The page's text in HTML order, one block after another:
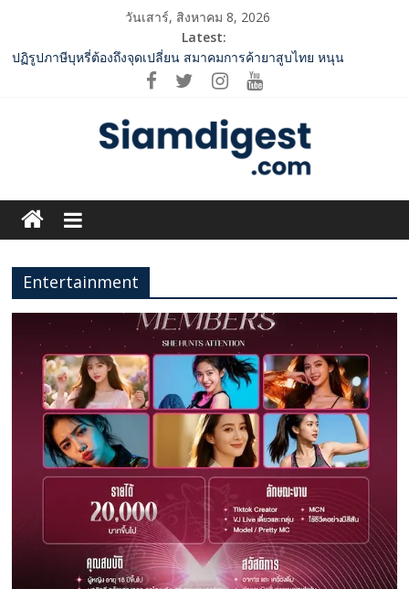
content
วันเสาร์, สิงหาคม 8, 2026
Latest:
กกท.เปิดเกมรุก! ดันเอเชียนเกมส์ให้เป็นมากกว่าการแข่งขัน ผ่าน
แคมเปญระดับชาติ
ปฏิรูปภาษีบุหรี่ต้องถึงจุดเปลี่ยน สมาคมการค้ายาสูบไทย หนุน
‘RAKSAPHAN’ เปิดฉากคอลเลกชันระดับมาสเตอร์พีซคอลเลกชันแรก
รังสรรค์ “ผ้าลายน้ำไหล” สู่ชิ้นงานศิลปะสะสมสุดลิมิเต็ด ถ่ายทอด
ภูมิปัญญาท้องถิ่นสู่สุนทรียภาพระดับสากล
SME D Bank ผนึกกำลัง สถาบันอาหาร เปิดตัว “FOODNext SME D
Navigator” ชูยุทธศาสตร์ “แหล่งทุนคู่องค์ความรู้” ติดปีก SME อาหาร
ไทยแข่งขันได้ในเวทีโลก
ททท. จับมือ TransNusa Airline – Traveloka ยกระดับการเชื่อมโยง
Tourism และ Muslim-Friendly Destination
Siam
Digest.com
ฺีBusiness
&
Entertainment